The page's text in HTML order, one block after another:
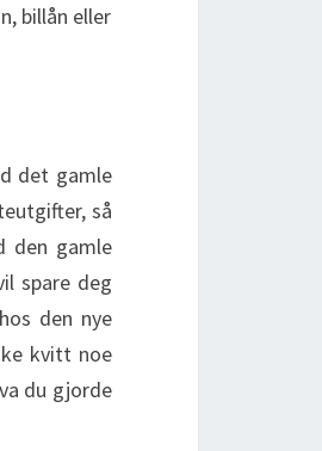
billån eller
det gamle
så
den gamle
spare deg
den nye
kvitt noe
du gjorde